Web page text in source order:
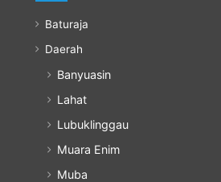
Baturaja
Daerah
Banyuasin
Lahat
Lubuklinggau
Muara Enim
Muba